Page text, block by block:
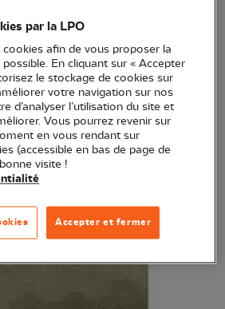
départements composant la
Gironde, Landes, Lot-
Atlantiques. Il permet
les adaptations de certaines
changements climatiques.
par la LPO
afin de vous proposer la
En cliquant sur « Accepter
le stockage de cookies sur
votre navigation sur nos
d’analyser l’utilisation du site et
Vous pourrez revenir sur
en vous rendant sur
(accessible en bas de page de
visite !
Accepter et fermer